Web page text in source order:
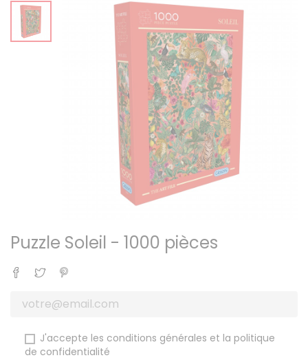
Puzzle Soleil - 1000 pièces
Partager
Tweet
J'accepte les conditions générales et la politique
de confidentialité